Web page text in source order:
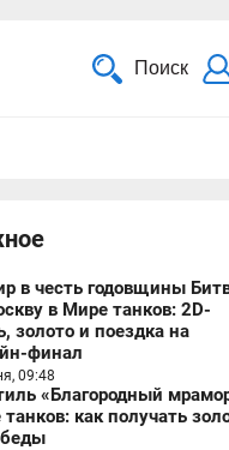
Поиск
в честь годовщины
в Мире танков: 2D-
золото и поездка на
финал
09:48
«Благородный
как получать